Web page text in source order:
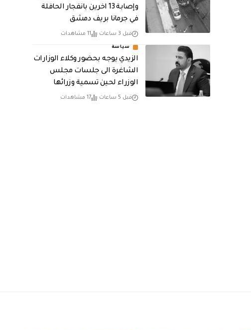
وإصابة 13 اخرين بانفجار الحافلة
في جرمانا بريف دمشق
قبل 3 ساعات 11 مشاهدات
سياسة
الزيدي يوجه بحضور وكلاء الوزارات
الشاغرة الى جلسات مجلس
الوزراء لحين تسمية وزرائها
قبل 5 ساعات 17 مشاهدات